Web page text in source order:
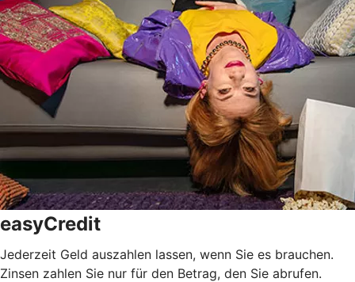
easyCredit
Jederzeit Geld auszahlen lassen, wenn Sie es brauchen.
Zinsen zahlen Sie nur für den Betrag, den Sie abrufen.